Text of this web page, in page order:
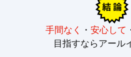
手間なく ・ 安心して
目指すならアール